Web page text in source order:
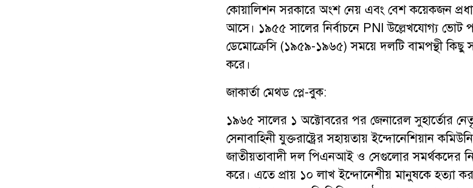
কোয়ালিশন সরকারে অংশ নেয় এবং বেশ কয়েকজন
আসে। ১৯৫৫ সালের নির্বাচনে PNI উল্লেখযোগ্য ভোট
ডেমোক্রেসি (১৯৫৯-১৯৬৫) সময়ে দলটি বামপন্থী কিছু
করে।
জাকার্তা মেথড প্লে-বুক:
১৯৬৫ সালের ১ অক্টোবরের পর জেনারেল সুহার্তোর
সেনাবাহিনী যুক্তরাষ্ট্রের সহায়তায় ইন্দোনেশিয়ান
জাতীয়তাবাদী দল পিএনআই ও সেগুলোর সমর্থকদের
করে। এতে প্রায় ১০ লাখ ইন্দোনেশীয় মানুষকে হত্যা